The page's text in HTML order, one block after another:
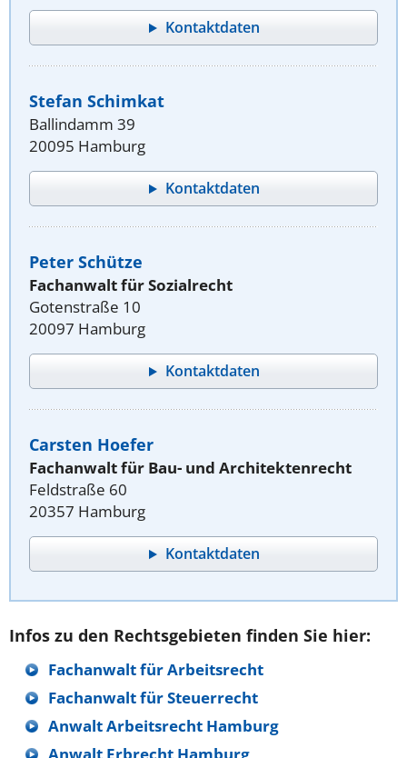
Kontaktdaten
Stefan Schimkat
Ballindamm 39
20095 Hamburg
Kontaktdaten
Peter Schütze
Fachanwalt für Sozialrecht
Gotenstraße 10
20097 Hamburg
Kontaktdaten
Carsten Hoefer
Fachanwalt für Bau- und Architektenrecht
Feldstraße 60
20357 Hamburg
Kontaktdaten
Infos zu den Rechtsgebieten finden Sie hier:
Fachanwalt für Arbeitsrecht
Fachanwalt für Steuerrecht
Anwalt Arbeitsrecht Hamburg